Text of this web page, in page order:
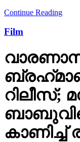
Continue Reading
Film
റിലീസ്;
കാണിച്ച്